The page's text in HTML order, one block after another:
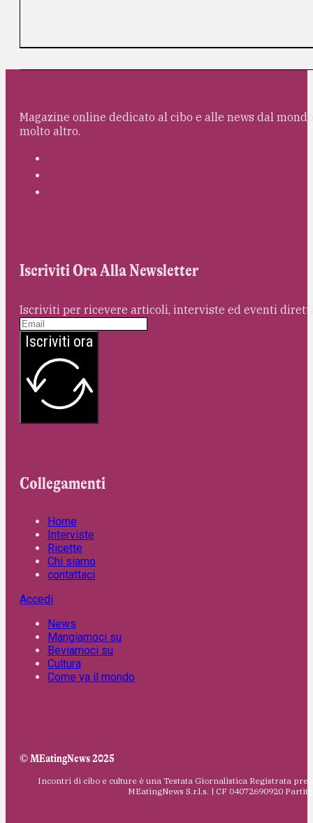
Magazine online dedicato al cibo e alle news dal
molto altro.
Iscriviti Ora Alla Newsletter
Iscriviti per ricevere articoli, interviste ed eventi
Iscriviti ora
Collegamenti
Home
Interviste
Ricette
Chi siamo
contattaci
Accedi
News
Mangiamoci su
Beviamoci su
Cultura
Come va il mondo
© MEatingNews 2025
Incontri di cibo e culture è una Testata Giornalistica Registrata
MEatingNews S.r.l.s. | CF 04072690920